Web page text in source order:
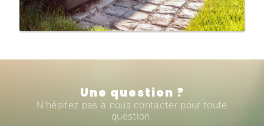
Une question ?
N'hésitez pas à nous contacter pour toute
question.